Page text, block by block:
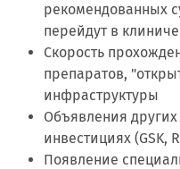
рекомендованных
перейдут в
Скорость
препаратов,
инфраструктуры
Объявления
инвестициях (GSK,
Появление